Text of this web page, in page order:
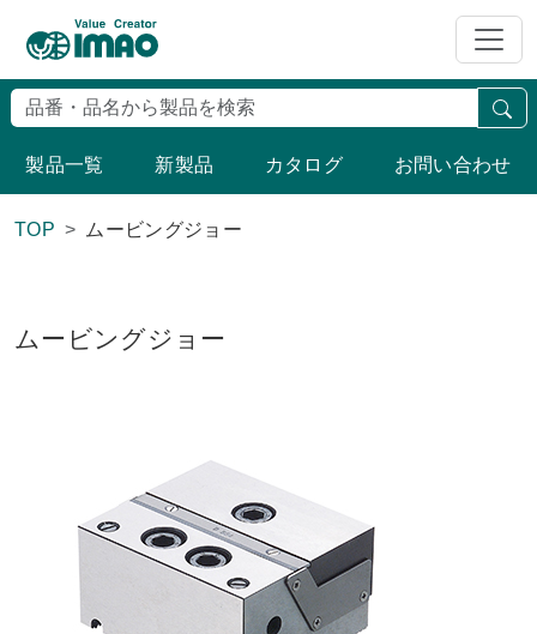
製品一覧 新製品 カタログ お問い合わせ
TOP ムービングジョー
ムービングジョー